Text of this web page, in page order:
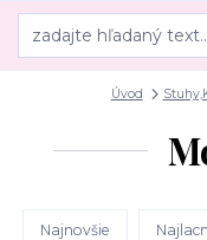
Úvod
Najnovšie